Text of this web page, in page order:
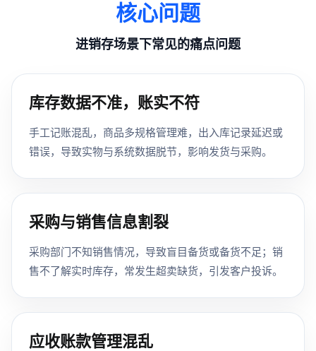
核心问题
进销存场景下常见的痛点问题
库存数据不准，账实不符
手工记账混乱，商品多规格管理难，出入库记录延迟或
错误，导致实物与系统数据脱节，影响发货与采购。
采购与销售信息割裂
采购部门不知销售情况，导致盲目备货或备货不足；销
售不了解实时库存，常发生超卖缺货，引发客户投诉。
应收账款管理混乱